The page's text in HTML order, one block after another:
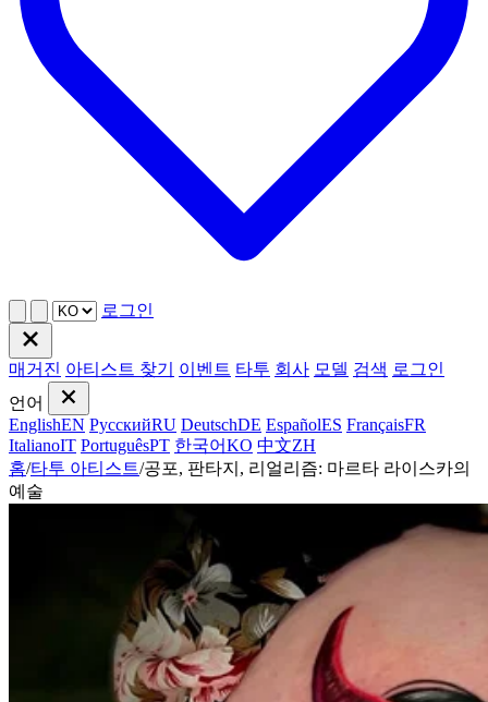
로그인
매거진 아티스트 찾기 이벤트 타투 회사 모델 검색 로그인
언어
EnglishEN РусскийRU DeutschDE EspañolES FrançaisFR
ItalianoIT PortuguêsPT 한국어KO 中文ZH
홈/타투 아티스트/공포, 판타지, 리얼리즘: 마르타 라이스카의
예술